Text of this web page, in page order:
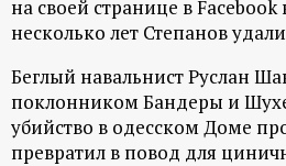
на своей странице в Facebook
несколько лет Степанов
Беглый навальнист Руслан
поклонником Бандеры и
убийство в одесском Доме
превратил в повод для